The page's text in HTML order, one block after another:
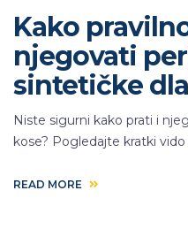
Kako
njegovati
sintetičke
Niste sigurni kako prati i
kose? Pogledajte kratki
READ MORE